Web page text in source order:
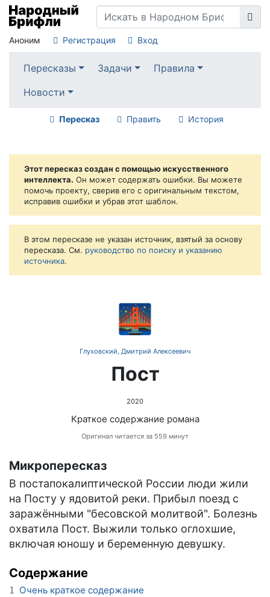
Аноним Регистрация Вход
Пересказы Задачи
Правила
Новости
Пересказ Править История
Этот пересказ создан с помощью искусственного
интеллекта. Он может содержать ошибки. Вы можете
помочь проекту, сверив его с оригинальным текстом,
исправив ошибки и убрав этот шаблон.
В этом пересказе не указан источник, взятый за основу
пересказа. См. руководство по поиску и указанию
источника.
🌉
Глуховский, Дмитрий Алексеевич
Пост
2020
Краткое содержание романа
Оригинал читается за 559 минут
Микропересказ
В постапокалиптической России люди жили
на Посту у ядовитой реки. Прибыл поезд с
заражёнными "бесовской молитвой". Болезнь
охватила Пост. Выжили только оглохшие,
включая юношу и беременную девушку.
Содержание
1 Очень краткое содержание